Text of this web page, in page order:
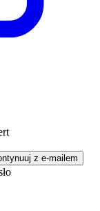
z e-mailem